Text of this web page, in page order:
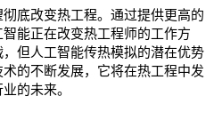
底改变热工程。通过提供更高的
能正在改变热工程师的工作方
但人工智能传热模拟的潜在优势
的不断发展，它将在热工程中发
的未来。